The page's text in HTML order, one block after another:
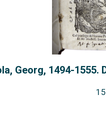
Georg, 1494-1555.